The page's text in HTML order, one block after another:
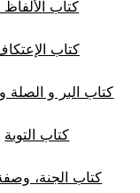
كتاب
كتاب
كتاب البر و الصلة
كتاب التوبة
كتاب الجنة، وصفة